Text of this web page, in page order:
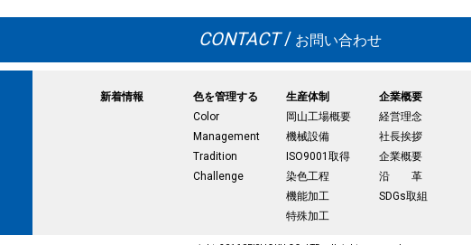
CONTACT/ お問い合わせ
新着情報
色を管理する
Color
Management
Tradition
Challenge
生産体制
岡山工場概要
機械設備
ISO9001取得
染色工程
機能加工
特殊加工
企業概要
経営理念
社長挨拶
企業概要
沿 革
SDGs取組